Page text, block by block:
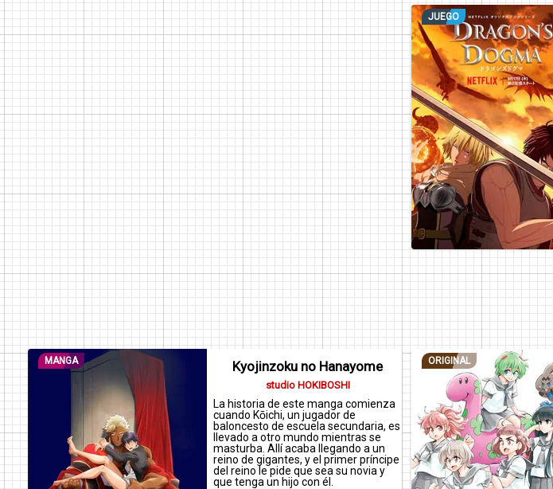
JUEGO
MANGA Kyojinzoku no Hanayome
studio HOKIBOSHI
La historia de este manga comienza
cuando Kōichi, un jugador de
baloncesto de escuela secundaria, es
llevado a otro mundo mientras se
masturba. Allí acaba llegando a un
reino de gigantes, y el primer príncipe
del reino le pide que sea su novia y
que tenga un hijo con él.
ORIGINAL